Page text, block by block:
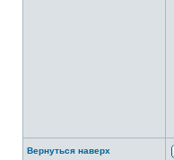
Вернуться наверх